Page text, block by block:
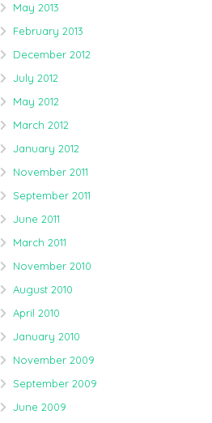
May 2013
February 2013
December 2012
July 2012
May 2012
March 2012
January 2012
November 2011
September 2011
June 2011
March 2011
November 2010
August 2010
April 2010
January 2010
November 2009
September 2009
June 2009